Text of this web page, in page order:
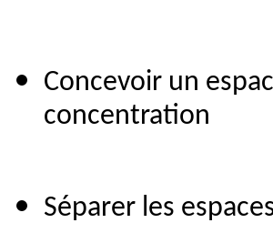
Concevoir un
concentration
Séparer les